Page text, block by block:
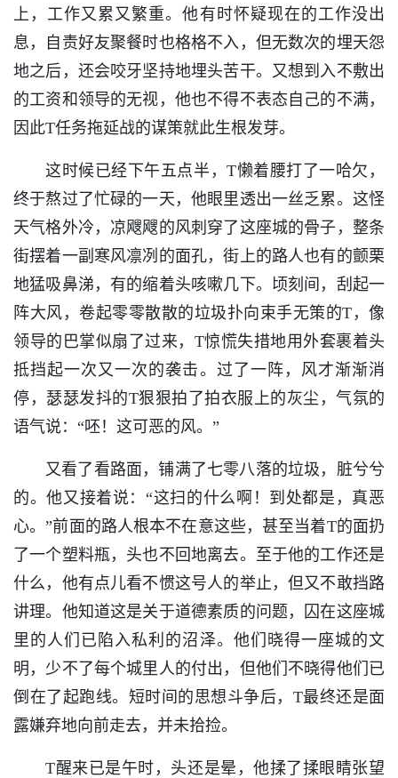
上，工作又累又繁重。他有时怀疑现在的工作没出
息，自责好友聚餐时也格格不入，但无数次的埋天怨
地之后，还会咬牙坚持地埋头苦干。又想到入不敷出
的工资和领导的无视，他也不得不表态自己的不满，
因此T任务拖延战的谋策就此生根发芽。
这时候已经下午五点半，T懒着腰打了一哈欠，
终于熬过了忙碌的一天，他眼里透出一丝乏累。这怪
天气格外冷，凉飕飕的风刺穿了这座城的骨子，整条
街摆着一副寒风凛冽的面孔，街上的路人也有的颤栗
地猛吸鼻涕，有的缩着头咳嗽几下。顷刻间，刮起一
阵大风，卷起零零散散的垃圾扑向束手无策的T，像
领导的巴掌似扇了过来，T惊慌失措地用外套裹着头
抵挡起一次又一次的袭击。过了一阵，风才渐渐消
停，瑟瑟发抖的T狠狠拍了拍衣服上的灰尘，气氛的
语气说：“呸！这可恶的风。”
又看了看路面，铺满了七零八落的垃圾，脏兮兮
的。他又接着说：“这扫的什么啊！到处都是，真恶
心。”前面的路人根本不在意这些，甚至当着T的面扔
了一个塑料瓶，头也不回地离去。至于他的工作还是
什么，他有点儿看不惯这号人的举止，但又不敢挡路
讲理。他知道这是关于道德素质的问题，囚在这座城
里的人们已陷入私利的沼泽。他们晓得一座城的文
明，少不了每个城里人的付出，但他们不晓得他们已
倒在了起跑线。短时间的思想斗争后，T最终还是面
露嫌弃地向前走去，并未拾捡。
T醒来已是午时，头还是晕，他揉了揉眼睛张望